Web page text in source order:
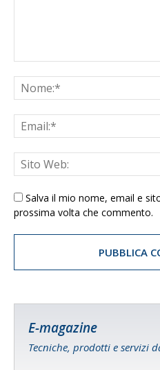
Salva il mio nome, email e
prossima volta che commento.
E-magazine
Tecniche, prodotti e servizi